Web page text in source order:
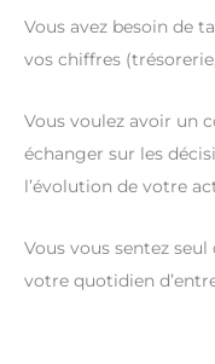
Vous avez besoin de
vos chiffres
Vous voulez avoir un
échanger sur les
l’évolution de votre
Vous vous sentez
votre quotidien